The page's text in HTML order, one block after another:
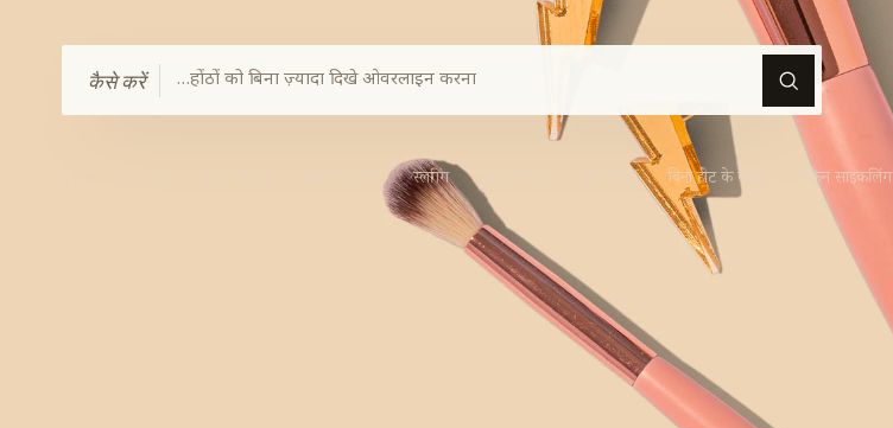
कैसे करें
स्लगिंग चेरी ग्लॉस बिना हीट के कर्ल्स स्किन साइकलिंग